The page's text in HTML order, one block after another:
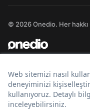
© 2026 Onedio. Her hakkı
Bir